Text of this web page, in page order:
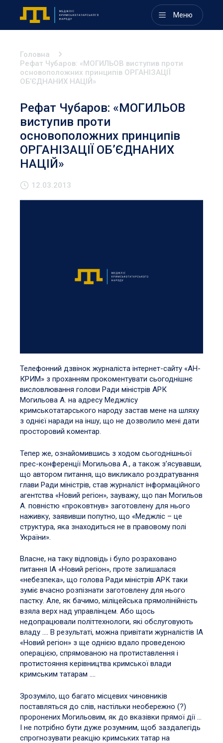
Меню
Головна
Рефат Чубаров: «МОГИЛЬОВ виступив проти
основоположних принципів ОРГАНІЗАЦІЇ
ОБ’ЄДНАНИХ НАЦІЙ»
Рефат Чубаров: «МОГИЛЬОВ
виступив проти
основоположних принципів
ОРГАНІЗАЦІЇ ОБ’ЄДНАНИХ
НАЦІЙ»
12.03.2013
Телефонний дзвінок журналіста інтернет-сайту «АН-
КРИМ» з проханням прокоментувати сьогоднішнє
висловлювання голови Ради міністрів АРК
Могильова А. на адресу Меджлісу
кримськотатарського народу застав мене на шляху
з однієї наради на іншу, що не дозволило мені дати
просторовий коментар.
Тепер же, ознайомившись з ходом сьогоднішньої
прес-конференції Могильова А., а також з’ясувавши,
що автором питання, що викликало роздратування
глави Ради міністрів, став журналіст інформаційного
агентства «Новий регіон», зауважу, що пан Могильов
А. повністю «проковтнув» заготовлену для нього
наживку, заявивши попутно, що «Меджліс – це
структура, яка знаходиться не в правовому полі
України».
Власне, на таку відповідь і було розраховано
питання ІА «Новий регіон», проте залишалася
«небезпека», що голова Ради міністрів АРК таки
зуміє вчасно розпізнати заготовлену для нього
пастку. Але, як бачимо, міліцейська прямолінійність
взяла верх над управлінцем. Або щось
недопрацювали політтехнологи, які обслуговують
владу …. В результаті, можна привітати журналістів ІА
«Новий регіон» з ще однією вдало проведеною
операцією, спрямованою на протиставлення і
протистояння керівництва кримської влади
кримським татарам ….
Зрозуміло, що багато місцевих чиновників
поставляться до слів, настільки необережно (?)
проронених Могильовим, як до вказівки прямої дії …
І не потрібно бути дуже розумним, щоб заздалегідь
спрогнозувати реакцію кримських татар на